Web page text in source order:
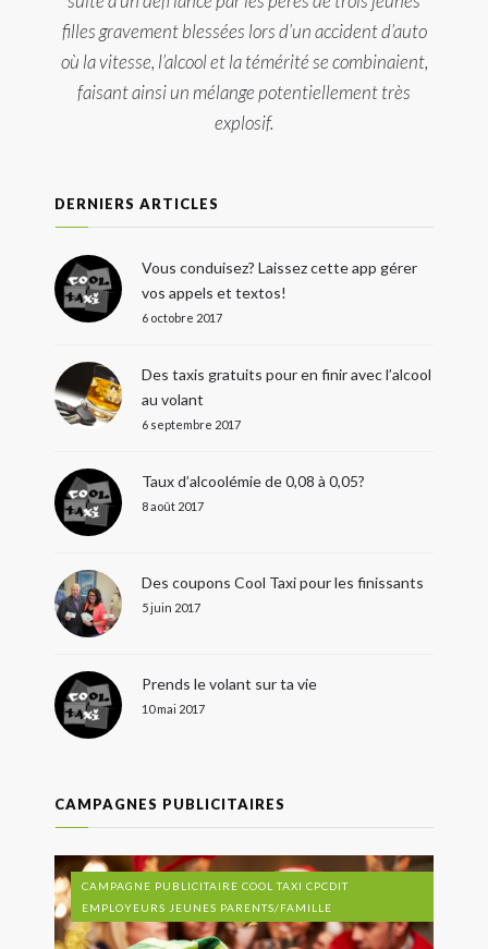
filles gravement blessées lors d’un accident d’auto
où la vitesse, l’alcool et la témérité se combinaient,
faisant ainsi un mélange potentiellement très
explosif.
DERNIERS ARTICLES
Vous conduisez? Laissez cette app gérer
vos appels et textos!
6 octobre 2017
Des taxis gratuits pour en finir avec l’alcool
au volant
6 septembre 2017
Taux d’alcoolémie de 0,08 à 0,05?
8 août 2017
Des coupons Cool Taxi pour les finissants
5 juin 2017
Prends le volant sur ta vie
10 mai 2017
CAMPAGNES PUBLICITAIRES
CAMPAGNE PUBLICITAIRE COOL TAXI CPCDIT
EMPLOYEURS JEUNES PARENTS/FAMILLE